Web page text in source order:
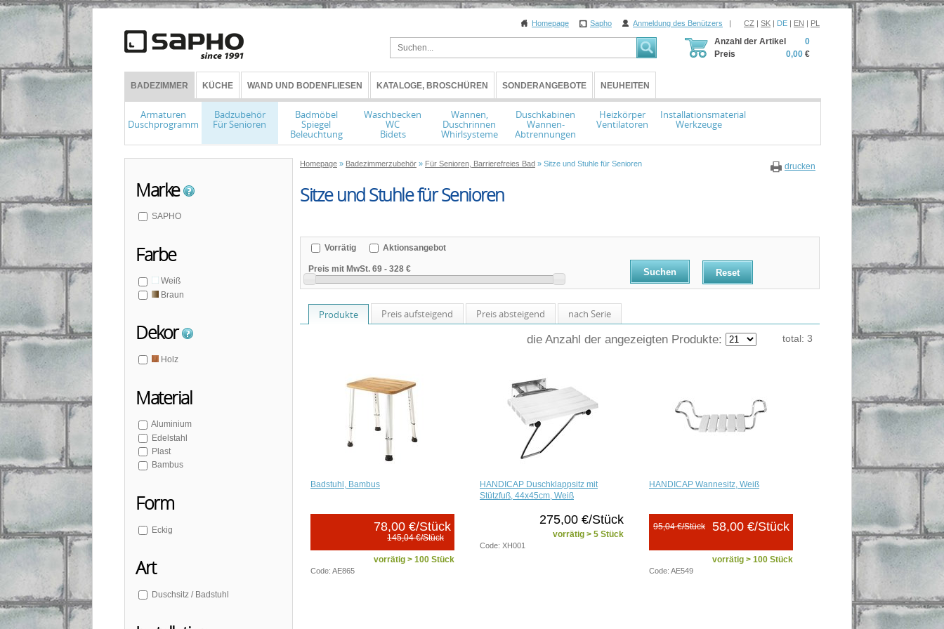
Homepage Sapho Anmeldung des Benützers | CZ | SK | DE | EN | PL
Anzahl der Artikel
Preis
0
0,00 €
BADEZIMMER KÜCHE WAND UND BODENFLIESEN KATALOGE, BROSCHÜREN SONDERANGEBOTE NEUHEITEN
Armaturen
Duschprogramm
Badzubehör
Für Senioren
Badmöbel
Spiegel
Beleuchtung
Waschbecken
WC
Bidets
Wannen,
Duschrinnen
Whirlsysteme
Duschkabinen
Wannen-
Abtrennungen
Heizkörper
Ventilatoren
Installationsmaterial
Werkzeuge
drucken
Homepage » Badezimmerzubehör » Für Senioren, Barrierefreies Bad » Sitze und Stuhle für Senioren
Sitze und Stuhle für Senioren
Marke
SAPHO
Farbe
Weiß
Braun
Dekor
Holz
Material
Aluminium
Edelstahl
Plast
Bambus
Form
Eckig
Art
Duschsitz / Badstuhl
Vorrätig Aktionsangebot
Preis mit MwSt. 69 - 328 € Reset
Produkte Preis aufsteigend Preis absteigend nach Serie
die Anzahl der angezeigten Produkte: total: 3
Badstuhl, Bambus
78,00 €/Stück
145,04 €/Stück
vorrätig > 100 Stück
Code: AE865
HANDICAP Duschklappsitz mit
Stützfuß, 44x45cm, Weiß
275,00 €/Stück
vorrätig > 5 Stück
Code: XH001
HANDICAP Wannesitz, Weiß
58,00 €/Stück
95,04 €/Stück
vorrätig > 100 Stück
Code: AE549